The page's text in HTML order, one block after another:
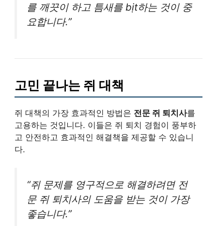
를 깨끗이 하고 틈새를 bịt하는 것이 중
요합니다.”
고민 끝나는 쥐 대책
쥐 대책의 가장 효과적인 방법은 전문 쥐 퇴치사를
고용하는 것입니다. 이들은 쥐 퇴치 경험이 풍부하
고 안전하고 효과적인 해결책을 제공할 수 있습니
다.
“쥐 문제를 영구적으로 해결하려면 전
문 쥐 퇴치사의 도움을 받는 것이 가장
좋습니다.”